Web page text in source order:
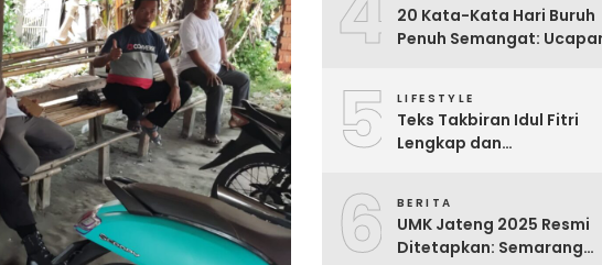
20 Kata-Kata Hari Buruh
Penuh Semangat:
5 LIFESTYLE
Teks Takbiran Idul Fitri
Lengkap dan
6 BERITA
UMK Jateng 2025 Resmi
Ditetapkan: Semarang